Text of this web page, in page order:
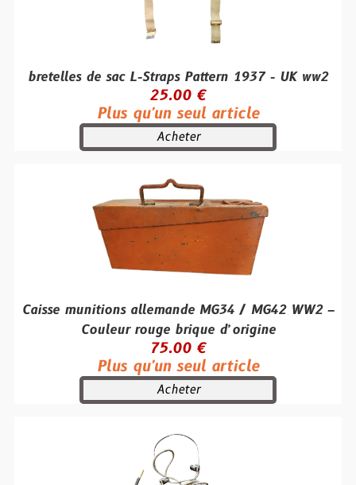
bretelles de sac L-Straps Pattern 1937 - UK ww2
25.00 €
Plus qu'un seul article
Acheter
Caisse munitions allemande MG34 / MG42 WW2 –
Couleur rouge brique d’origine
75.00 €
Plus qu'un seul article
Acheter